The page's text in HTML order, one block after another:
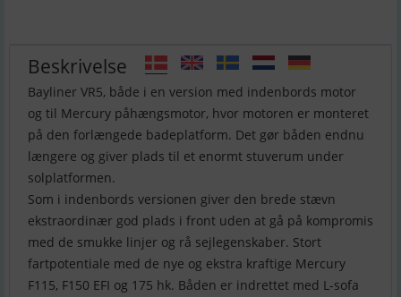
Beskrivelse
Bayliner VR5, både i en version med indenbords motor
og til Mercury påhængsmotor, hvor motoren er monteret
på den forlængede badeplatform. Det gør båden endnu
længere og giver plads til et enormt stuverum under
solplatformen.
Som i indenbords versionen giver den brede stævn
ekstraordinær god plads i front uden at gå på kompromis
med de smukke linjer og rå sejlegenskaber. Stort
fartpotentiale med de nye og ekstra kraftige Mercury
F115, F150 EFI og 175 hk. Båden er indrettet med L-sofa